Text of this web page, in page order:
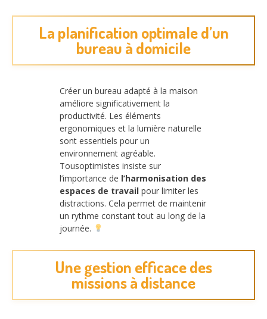
La planification optimale d’un
bureau à domicile
Créer un bureau adapté à la maison
améliore significativement la
productivité. Les éléments
ergonomiques et la lumière naturelle
sont essentiels pour un
environnement agréable.
Tousoptimistes insiste sur
l’importance de l’harmonisation des
espaces de travail pour limiter les
distractions. Cela permet de maintenir
un rythme constant tout au long de la
journée.
Une gestion efficace des
missions à distance